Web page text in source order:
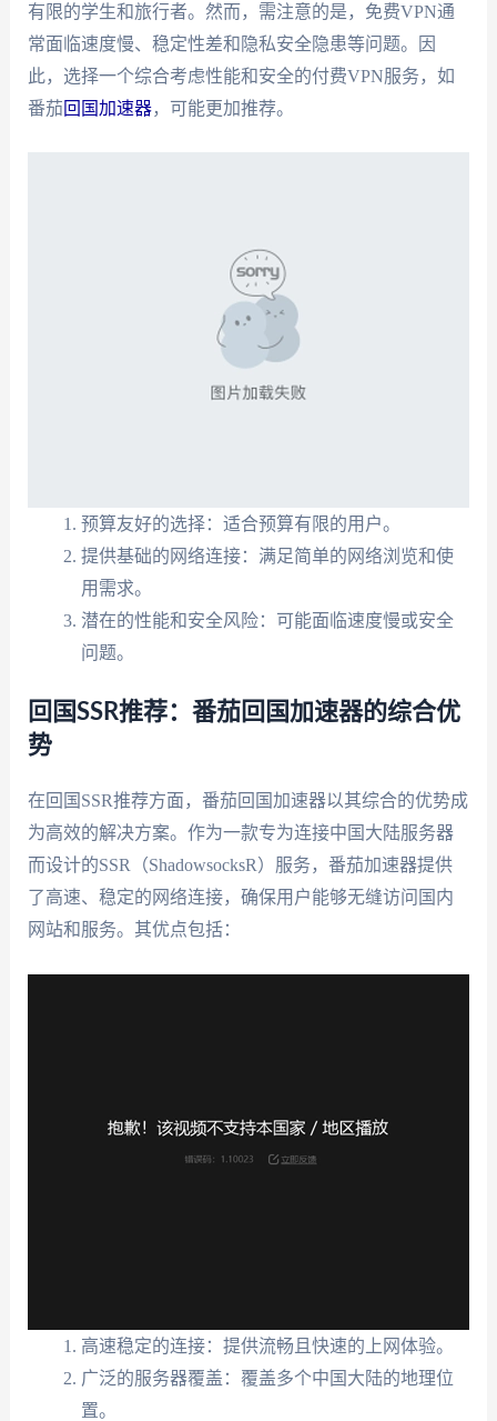
有限的学生和旅行者。然而，需注意的是，免费VPN通
常面临速度慢、稳定性差和隐私安全隐患等问题。因
此，选择一个综合考虑性能和安全的付费VPN服务，如
番茄回国加速器，可能更加推荐。
预算友好的选择：适合预算有限的用户。
提供基础的网络连接：满足简单的网络浏览和使
用需求。
潜在的性能和安全风险：可能面临速度慢或安全
问题。
回国SSR推荐：番茄回国加速器的综合优
势
在回国SSR推荐方面，番茄回国加速器以其综合的优势成
为高效的解决方案。作为一款专为连接中国大陆服务器
而设计的SSR（ShadowsocksR）服务，番茄加速器提供
了高速、稳定的网络连接，确保用户能够无缝访问国内
网站和服务。其优点包括：
高速稳定的连接：提供流畅且快速的上网体验。
广泛的服务器覆盖：覆盖多个中国大陆的地理位
置。